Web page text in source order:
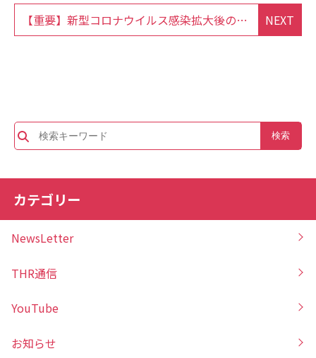
NEXT
【重要】新型コロナウイルス感染拡大後の当院の運営方針について
カテゴリー
NewsLetter
THR通信
YouTube
お知らせ